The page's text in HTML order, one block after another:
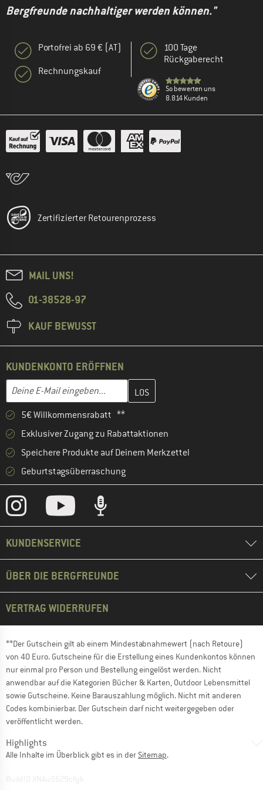
Bergfreunde nachhaltiger werden können."
Portofrei ab 69 € (AT)
Rechnungskauf
100 Tage
Rückgaberecht
So bewerten uns
8.814 Kunden
Zertifizierter Retourenprozess
MAIL UNS!
01-38528-97
KAUF BEWUSST
KUNDENKONTO ERÖFFNEN
E-Mail-Adresse
Gib hier deine E-Mail-Adresse ein und erstelle im nächsten
5€ Willkommensrabatt **
Exklusiver Zugang zu Rabattaktionen
Speichere Produkte auf Deinem Merkzettel
Geburtstagsüberraschung
KUNDENSERVICE
ÜBER DIE BERGFREUNDE
VERTRAG WIDERRUFEN
**Der Gutschein gilt ab einem Mindestabnahmewert (nach Retoure)
von 40 Euro. Gutscheine für die Erstellung eines Kundenkontos können
nur einmal pro Person und Bestellung eingelöst werden. Nicht
anwendbar auf die Kategorien Bücher & Karten, Outdoor Lebensmittel
sowie Gutscheine. Keine Barauszahlung möglich. Nicht mit anderen
Codes kombinierbar. Der Gutschein darf nicht weitergegeben oder
veröffentlicht werden.
Highlights
Alle Inhalte im Überblick gibt es in der Sitemap.